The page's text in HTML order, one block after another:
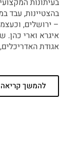
בהצטיינות, עבד
– ירושלים,
איגרא וארי כהן.
אגודת
להמשך קריאה